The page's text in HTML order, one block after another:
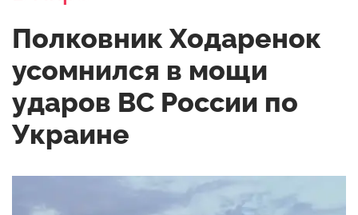
Полковник Ходаренок
усомнился в мощи
ударов ВС России по
Украине